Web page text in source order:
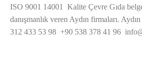
ISO 9001 14001 Kalite Çevre Gıda
danışmanlık veren Aydın firmaları.
312 433 53 98 +90 538 378 41 96